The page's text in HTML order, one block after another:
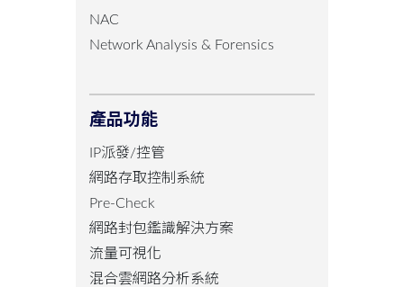
NAC
Network Analysis & Forensics
產品功能
IP派發/控管
網路存取控制系統
Pre-Check
網路封包鑑識解決方案
流量可視化
混合雲網路分析系統